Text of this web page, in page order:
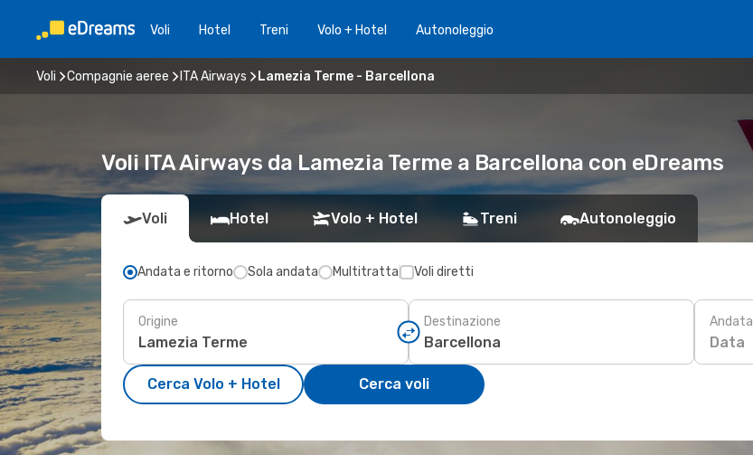
Voli Hotel Treni Volo + Hotel Autonoleggio
Voli Compagnie aeree ITA Airways Lamezia Terme - Barcellona
Voli ITA Airways da Lamezia Terme a Barcellona con eDreams
Voli Hotel Volo + Hotel Treni Autonoleggio
Andata e ritorno Sola andata Multitratta Voli diretti
Origine Destinazione Andata
Data
Cerca Volo + Hotel Cerca voli